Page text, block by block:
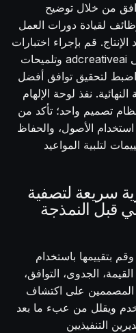
من خلال توضيح
لقيادة دورات العمل
قم بإجراء اختبارات
باستخدام طلبات مصغرة مستندة إلى adcreativeai وتلميحات
لتحقيق توافق أفضل
نفذ لوحة الإلهام
تصميم واحد؛ تأكد من
الأصول، والحفاظ
لتلبية المواعيد
سريعة لتصفية
قبل النمذجة
بتقييمها باستخدام
على القيمة، الجدوى، التوافق،
المصممين على اكتشاف
ويقلل من عبء ما بعد
التنفيذيين